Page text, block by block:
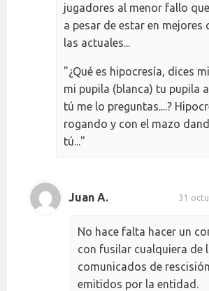
jugadores al menor fallo
a pesar de estar en mejores
las actuales...
"¿Qué es hipocresía, dices
mi pupila (blanca) tu pupila
tú me lo preguntas....?
rogando y con el mazo
tú..."
Juan A. 31
No hace falta hacer un
con fusilar cualquiera de
comunicados de
emitidos por la entidad.